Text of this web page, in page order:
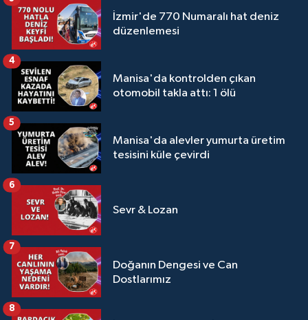
İzmir'de 770 Numaralı hat deniz
düzenlemesi
Manisa'da kontrolden çıkan
otomobil takla attı: 1 ölü
4
Manisa'da alevler yumurta üretim
tesisini küle çevirdi
5
Sevr & Lozan
6
Doğanın Dengesi ve Can
Dostlarımız
7
8